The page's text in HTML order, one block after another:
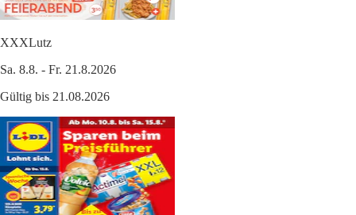
XXXLutz
Sa. 8.8. - Fr. 21.8.2026
Gültig bis 21.08.2026